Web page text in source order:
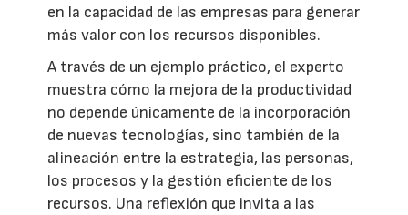
en la capacidad de las empresas para generar
más valor con los recursos disponibles.
A través de un ejemplo práctico, el experto
muestra cómo la mejora de la productividad
no depende únicamente de la incorporación
de nuevas tecnologías, sino también de la
alineación entre la estrategia, las personas,
los procesos y la gestión eficiente de los
recursos. Una reflexión que invita a las